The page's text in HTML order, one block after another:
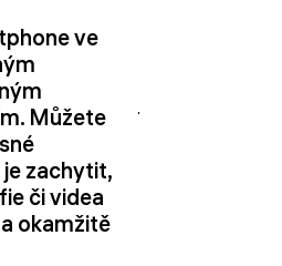
ve
Můžete
zachytit,
či videa
okamžitě